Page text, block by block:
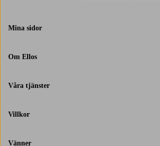
Mina sidor
Om Ellos
Våra tjänster
Villkor
Vänner